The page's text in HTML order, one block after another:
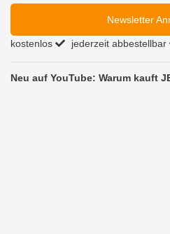
Newsletter
kostenlos jederzeit abbestellbar
Neu auf YouTube: Warum kauft